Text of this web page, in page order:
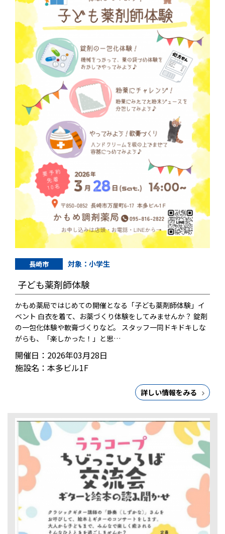
長崎市 対象：小学生
子ども薬剤師体験
かもめ薬局ではじめての開催となる「子ども薬剤師体験」イ
ベント 白衣を着て、お薬づくり体験をしてみませんか？ 錠剤
の一包化体験や軟膏づくりなど。 スタッフ一同ドキドキしな
がらも、「楽しかった！」と思…
開催日：2026年03月28日
施設名：本多ビル1F
詳しい情報をみる